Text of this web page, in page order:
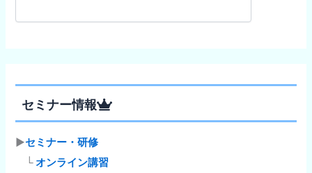
セミナー情報
▶セミナー・研修
└オンライン講習